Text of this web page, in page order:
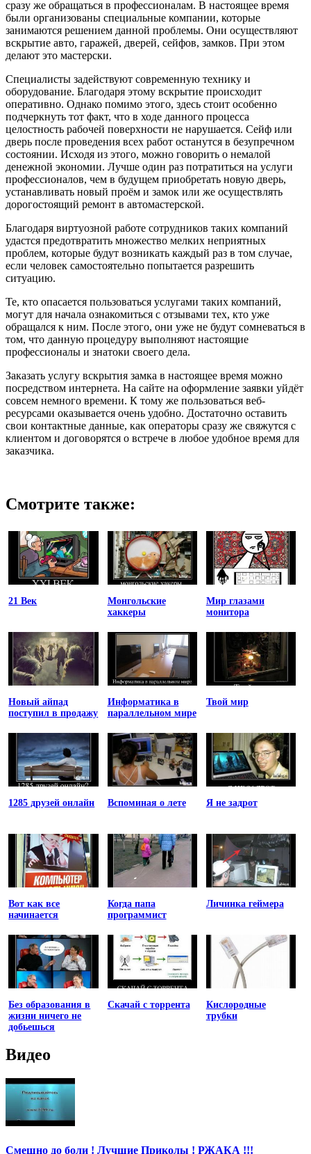
сразу же обращаться в профессионалам. В настоящее время
были организованы специальные компании, которые
занимаются решением данной проблемы. Они осуществляют
вскрытие авто, гаражей, дверей, сейфов, замков. При этом
делают это мастерски.
Специалисты задействуют современную технику и
оборудование. Благодаря этому вскрытие происходит
оперативно. Однако помимо этого, здесь стоит особенно
подчеркнуть тот факт, что в ходе данного процесса
целостность рабочей поверхности не нарушается. Сейф или
дверь после проведения всех работ останутся в безупречном
состоянии. Исходя из этого, можно говорить о немалой
денежной экономии. Лучше один раз потратиться на услуги
профессионалов, чем в будущем приобретать новую дверь,
устанавливать новый проём и замок или же осуществлять
дорогостоящий ремонт в автомастерской.
Благодаря виртуозной работе сотрудников таких компаний
удастся предотвратить множество мелких неприятных
проблем, которые будут возникать каждый раз в том случае,
если человек самостоятельно попытается разрешить
ситуацию.
Те, кто опасается пользоваться услугами таких компаний,
могут для начала ознакомиться с отзывами тех, кто уже
обращался к ним. После этого, они уже не будут сомневаться в
том, что данную процедуру выполняют настоящие
профессионалы и знатоки своего дела.
Заказать услугу вскрытия замка в настоящее время можно
посредством интернета. На сайте на оформление заявки уйдёт
совсем немного времени. К тому же пользоваться веб-
ресурсами оказывается очень удобно. Достаточно оставить
свои контактные данные, как операторы сразу же свяжутся с
клиентом и договорятся о встрече в любое удобное время для
заказчика.
Смотрите также:
21 Век
Монгольские
хаккеры
Мир глазами
монитора
Новый айпад
поступил в продажу
Информатика в
параллельном мире
Твой мир
1285 друзей онлайн Вспоминая о лете Я не задрот
Вот как все
начинается
Когда папа
программист
Личинка геймера
Без образования в
жизни ничего не
добьешься
Скачай с торрента
Кислородные
трубки
Видео
Смешно до боли ! Лучшие Приколы ! РЖАКА !!!